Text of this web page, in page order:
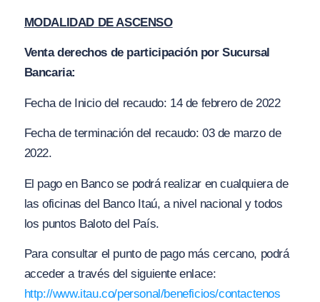
MODALIDAD DE ASCENSO
Venta derechos de participación por Sucursal
Bancaria:
Fecha de Inicio del recaudo: 14 de febrero de 2022
Fecha de terminación del recaudo: 03 de marzo de
2022.
El pago en Banco se podrá realizar en cualquiera de
las oficinas del Banco Itaú, a nivel nacional y todos
los puntos Baloto del País.
Para consultar el punto de pago más cercano, podrá
acceder a través del siguiente enlace:
http://www.itau.co/personal/beneficios/contactenos